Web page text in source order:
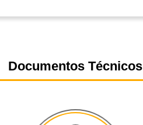
Documentos Técnicos